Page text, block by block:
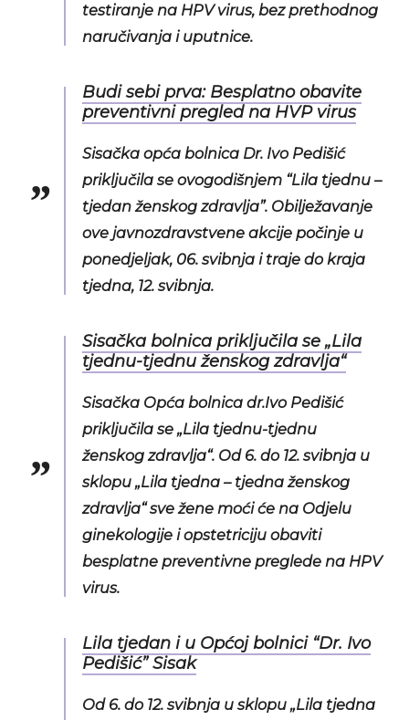
testiranje na HPV virus, bez prethodnog
naručivanja i uputnice.
Budi sebi prva: Besplatno obavite
preventivni pregled na HVP virus
Sisačka opća bolnica Dr. Ivo Pedišić
priključila se ovogodišnjem “Lila tjednu –
tjedan ženskog zdravlja”. Obilježavanje
ove javnozdravstvene akcije počinje u
ponedjeljak, 06. svibnja i traje do kraja
tjedna, 12. svibnja.
Sisačka bolnica priključila se „Lila
tjednu-tjednu ženskog zdravlja“
Sisačka Opća bolnica dr.Ivo Pedišić
priključila se „Lila tjednu-tjednu
ženskog zdravlja“. Od 6. do 12. svibnja u
sklopu „Lila tjedna – tjedna ženskog
zdravlja“ sve žene moći će na Odjelu
ginekologije i opstetriciju obaviti
besplatne preventivne preglede na HPV
virus.
Lila tjedan i u Općoj bolnici “Dr. Ivo
Pedišić” Sisak
Od 6. do 12. svibnja u sklopu „Lila tjedna